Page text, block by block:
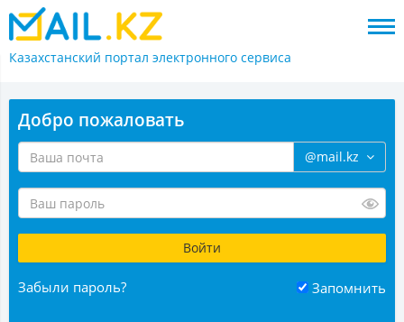
Казахстанский портал электронного сервиса
Добро пожаловать
@mail.kz
Забыли пароль? Запомнить